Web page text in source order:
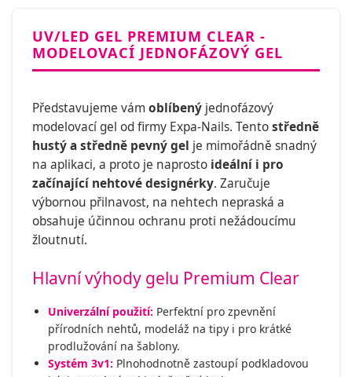
UV/LED GEL PREMIUM CLEAR -
MODELOVACÍ JEDNOFÁZOVÝ GEL
Představujeme vámoblíbený jednofázový
modelovací gel od firmy Expa-Nails. Tentostředně
hustý a středně pevný gel je mimořádně snadný
na aplikaci, a proto je naprosto ideální i pro
začínající nehtové designérky. Zaručuje
výbornou přilnavost, na nehtech nepraská a
obsahuje účinnou ochranu proti nežádoucímu
žloutnutí.
Hlavní výhody gelu Premium Clear
Univerzální použití: Perfektní pro zpevnění
přírodních nehtů, modeláž na tipy i pro krátké
prodlužování na šablony.
Systém 3v1: Plnohodnotně zastoupí podkladovou